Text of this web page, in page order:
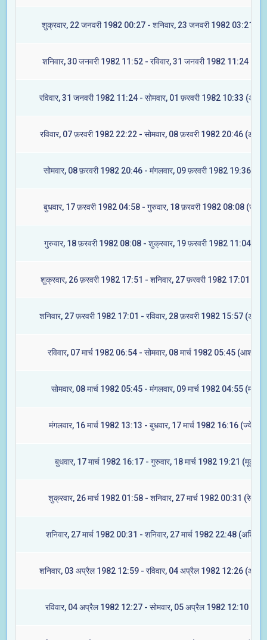
शुक्रवार, 22 जनवरी 1982 00:27 - शनिवार, 23 जनवरी 1982 03:21
शनिवार, 30 जनवरी 1982 11:52 - रविवार, 31 जनवरी 1982 11:24
रविवार, 31 जनवरी 1982 11:24 - सोमवार, 01 फ़रवरी 1982 10:33
रविवार, 07 फ़रवरी 1982 22:22 - सोमवार, 08 फ़रवरी 1982 20:46
सोमवार, 08 फ़रवरी 1982 20:46 - मंगलवार, 09 फ़रवरी 1982 19:36
बुधवार, 17 फ़रवरी 1982 04:58 - गुरुवार, 18 फ़रवरी 1982 08:08
गुरुवार, 18 फ़रवरी 1982 08:08 - शुक्रवार, 19 फ़रवरी 1982 11:04
शुक्रवार, 26 फ़रवरी 1982 17:51 - शनिवार, 27 फ़रवरी 1982 17:01
शनिवार, 27 फ़रवरी 1982 17:01 - रविवार, 28 फ़रवरी 1982 15:57
रविवार, 07 मार्च 1982 06:54 - सोमवार, 08 मार्च 1982 05:45 (आश्लेषा)
सोमवार, 08 मार्च 1982 05:45 - मंगलवार, 09 मार्च 1982 04:55 (मघा)
मंगलवार, 16 मार्च 1982 13:13 - बुधवार, 17 मार्च 1982 16:16 (ज्येष्टा)
बुधवार, 17 मार्च 1982 16:17 - गुरुवार, 18 मार्च 1982 19:21 (मूल)
शुक्रवार, 26 मार्च 1982 01:58 - शनिवार, 27 मार्च 1982 00:31 (रेवती)
शनिवार, 27 मार्च 1982 00:31 - शनिवार, 27 मार्च 1982 22:48 (अश्विनी)
शनिवार, 03 अप्रैल 1982 12:59 - रविवार, 04 अप्रैल 1982 12:26
रविवार, 04 अप्रैल 1982 12:27 - सोमवार, 05 अप्रैल 1982 12:10 (मघा)